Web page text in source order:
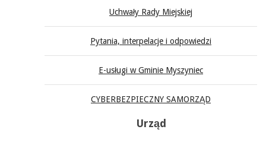
Uchwały Rady Miejskiej
Pytania, interpelacje i odpowiedzi
E-usługi w Gminie Myszyniec
CYBERBEZPIECZNY SAMORZĄD
Urząd